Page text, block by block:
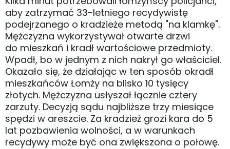
aby zatrzymać 33-letniego recydywistę
podejrzanego o kradzieże metodą "na klamkę".
Mężczyzna wykorzystywał otwarte drzwi
do mieszkań i kradł wartościowe przedmioty.
Wpadł, bo w jednym z nich nakrył go właściciel.
Okazało się, że działając w ten sposób okradł
mieszkańców Łomży na blisko 10 tysięcy
złotych. Mężczyzna usłyszał łącznie cztery
zarzuty. Decyzją sądu najbliższe trzy miesiące
spędzi w areszcie. Za kradzież grozi kara do 5
lat pozbawienia wolności, a w warunkach
recydywy może być ona zwiększona o połowę.